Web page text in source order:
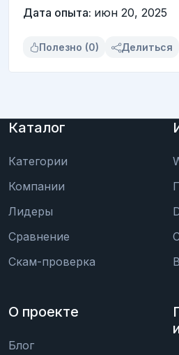
Дата опыта: июн 20, 2025
Полезно (0) Делиться
Каталог
Категории
Компании
Лидеры
Сравнение
Скам-проверка
О проекте
Блог